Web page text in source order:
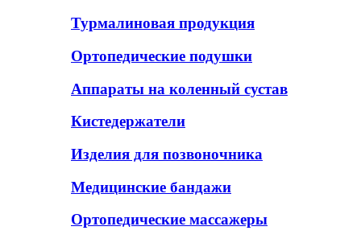
Турмалиновая продукция
Ортопедические подушки
Аппараты на коленный сустав
Кистедержатели
Изделия для позвоночника
Медицинские бандажи
Ортопедические массажеры